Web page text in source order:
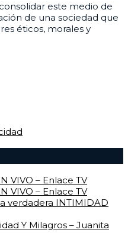
este medio de
de una sociedad que
éticos, morales y
VIVO – Enlace TV
VIVO – Enlace TV
verdadera INTIMIDAD
Y Milagros – Juanita